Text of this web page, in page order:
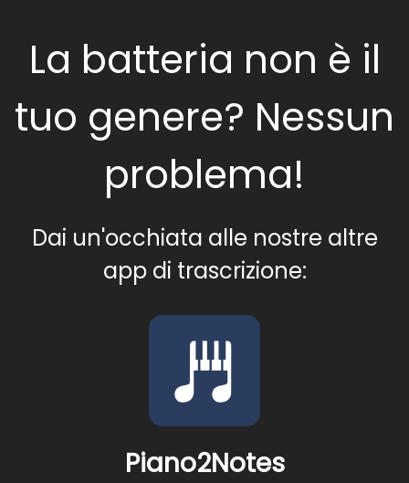
La batteria non è il
tuo genere? Nessun
problema!
Dai un'occhiata alle nostre altre
app di trascrizione:
Piano2Notes